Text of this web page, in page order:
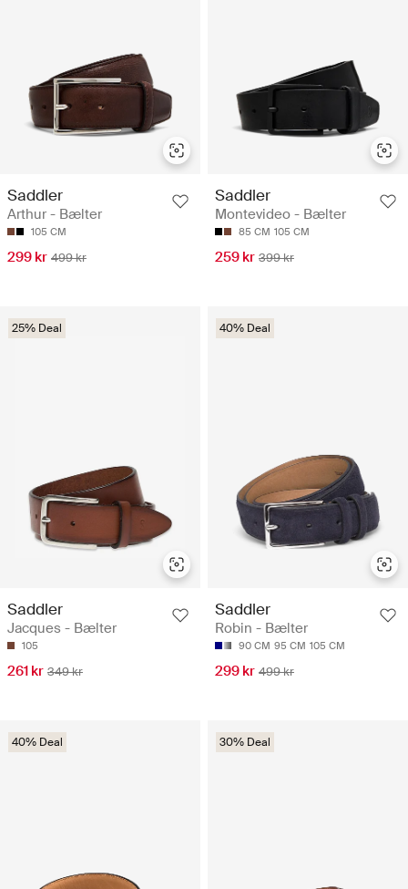
Saddler
Arthur - Bælter
105 CM
299 kr 499 kr
Saddler
Montevideo - Bælter
85 CM 105 CM
259 kr 399 kr
25% Deal
Saddler
Jacques - Bælter
105
261 kr 349 kr
40% Deal
Saddler
Robin - Bælter
90 CM 95 CM 105 CM
299 kr 499 kr
40% Deal 30% Deal